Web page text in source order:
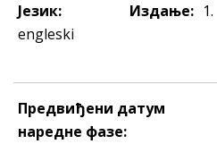
Језик:
engleski
Издање: 1.
Предвиђени датум
наредне фазе: